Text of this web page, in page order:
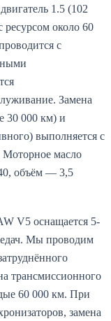
1.5 (102
около 60
с
Замена
30 000 км) и
выполняется с
Моторное масло
объём — 3,5
V5 оснащается 5-
Мы проводим
трансмиссионного
60 000 км. При
замена